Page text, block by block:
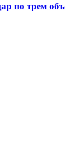
по трем